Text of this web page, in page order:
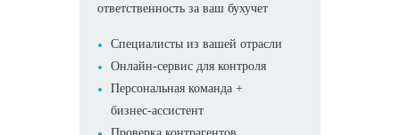
ответственность за ваш бухучет
Специалисты из вашей отрасли
Онлайн-сервис для контроля
Персональная команда +
бизнес-ассистент